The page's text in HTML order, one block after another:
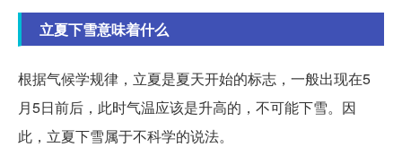
立夏下雪意味着什么
根据气候学规律，立夏是夏天开始的标志，一般出现在5
月5日前后，此时气温应该是升高的，不可能下雪。因
此，立夏下雪属于不科学的说法。